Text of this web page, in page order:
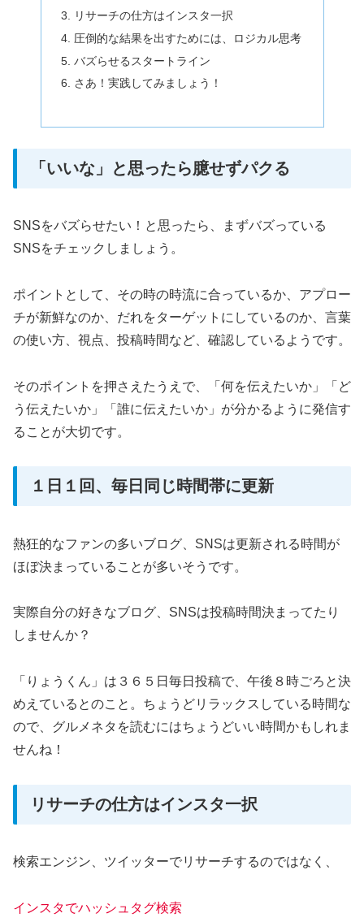
リサーチの仕方はインスタ一択
圧倒的な結果を出すためには、ロジカル思考
バズらせるスタートライン
さあ！実践してみましょう！
「いいな」と思ったら臆せずパクる
SNSをバズらせたい！と思ったら、まずバズっている
SNSをチェックしましょう。
ポイントとして、その時の時流に合っているか、アプロー
チが新鮮なのか、だれをターゲットにしているのか、言葉
の使い方、視点、投稿時間など、確認しているようです。
そのポイントを押さえたうえで、「何を伝えたいか」「ど
う伝えたいか」「誰に伝えたいか」が分かるように発信す
ることが大切です。
１日１回、毎日同じ時間帯に更新
熱狂的なファンの多いブログ、SNSは更新される時間が
ほぼ決まっていることが多いそうです。
実際自分の好きなブログ、SNSは投稿時間決まってたり
しませんか？
「りょうくん」は３６５日毎日投稿で、午後８時ごろと決
めえているとのこと。ちょうどリラックスしている時間な
ので、グルメネタを読むにはちょうどいい時間かもしれま
せんね！
リサーチの仕方はインスタ一択
検索エンジン、ツイッターでリサーチするのではなく、
インスタでハッシュタグ検索